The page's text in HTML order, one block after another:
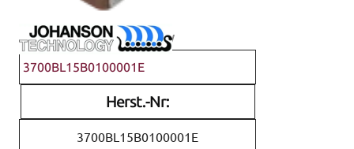
Johanson Technology
3700BL15B0100001E
Herst.-Nr:
3700BL15B0100001E